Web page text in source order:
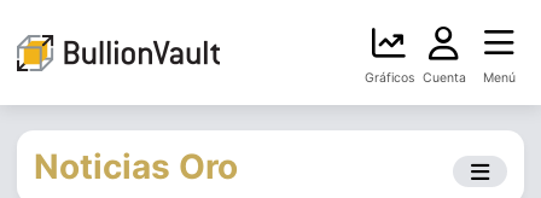
Gráficos Cuenta Menú
Noticias Oro